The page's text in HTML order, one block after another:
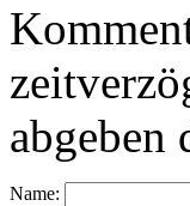
abgeben
Name: